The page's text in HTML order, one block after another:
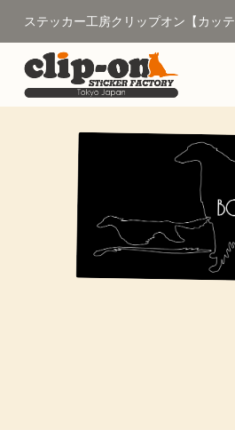
ステッカー工房クリップオン【カッ